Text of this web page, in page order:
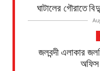
ঘাটালের গৌরাতে
জলবন্দী এলাকার